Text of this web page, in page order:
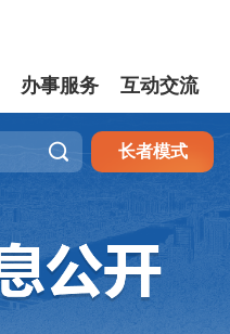
办事服务 互动交流
 长者模式